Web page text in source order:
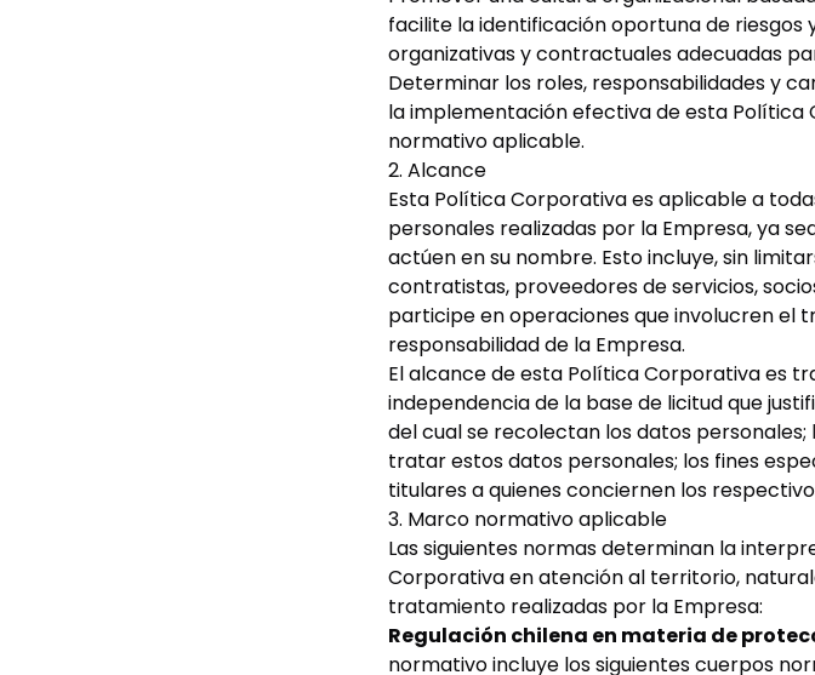
facilite la identificación oportuna de
organizativas y contractuales adecuadas
Determinar los roles, responsabilidades y
la implementación efectiva de esta
normativo aplicable.
2. Alcance
Esta Política Corporativa es aplicable a
personales realizadas por la Empresa, ya
actúen en su nombre. Esto incluye, sin
contratistas, proveedores de servicios,
participe en operaciones que involucren el
responsabilidad de la Empresa.
El alcance de esta Política Corporativa es
independencia de la base de licitud que
del cual se recolectan los datos
tratar estos datos personales; los fines
titulares a quienes conciernen los
3. Marco normativo aplicable
Las siguientes normas determinan la
Corporativa en atención al territorio,
tratamiento realizadas por la Empresa:
Regulación chilena en materia de
normativo incluye los siguientes cuerpos